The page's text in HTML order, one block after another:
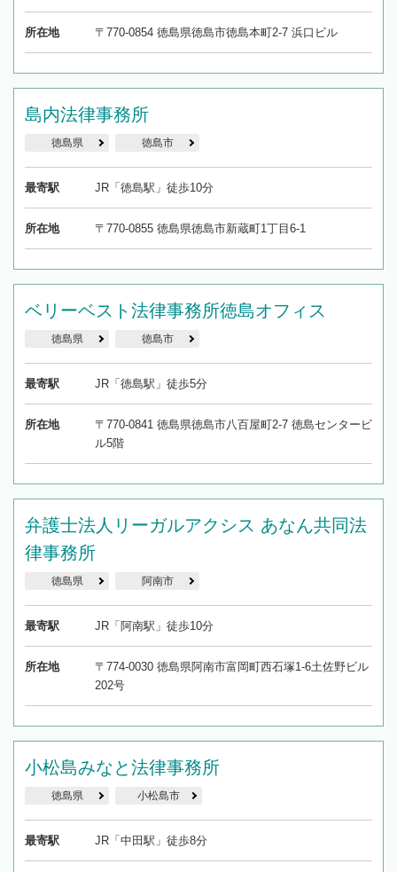
所在地 〒770-0854 徳島県徳島市徳島本町2-7 浜口ビル
島内法律事務所
徳島県 徳島市
最寄駅 JR「徳島駅」徒歩10分
所在地 〒770-0855 徳島県徳島市新蔵町1丁目6-1
ベリーベスト法律事務所徳島オフィス
徳島県 徳島市
最寄駅 JR「徳島駅」徒歩5分
所在地
〒770-0841 徳島県徳島市八百屋町2-7 徳島センタービ
ル5階
弁護士法人リーガルアクシス あなん共同法
律事務所
徳島県 阿南市
最寄駅 JR「阿南駅」徒歩10分
所在地
〒774-0030 徳島県阿南市富岡町西石塚1-6土佐野ビル
202号
小松島みなと法律事務所
徳島県 小松島市
最寄駅 JR「中田駅」徒歩8分